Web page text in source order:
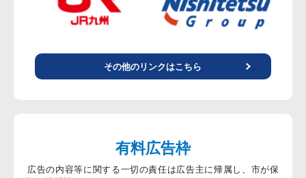
その他のリンクはこちら
有料広告枠
広告の内容等に関する一切の責任は広告主に帰属し、市が保